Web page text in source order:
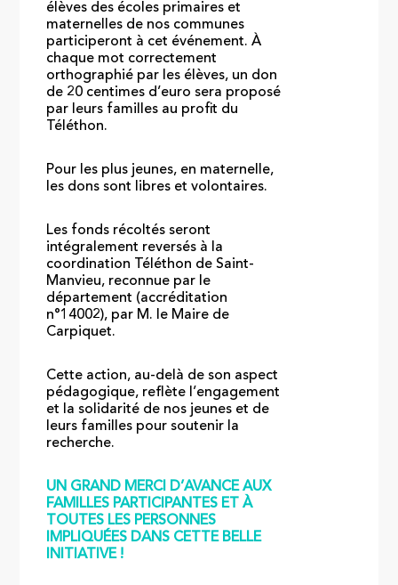
élèves des écoles primaires et
maternelles de nos communes
participeront à cet événement. À
chaque mot correctement
orthographié par les élèves, un don
de 20 centimes d’euro sera proposé
par leurs familles au profit du
Téléthon.
Pour les plus jeunes, en maternelle,
les dons sont libres et volontaires.
Les fonds récoltés seront
intégralement reversés à la
coordination Téléthon de Saint-
Manvieu, reconnue par le
département (accréditation
n°14002), par M. le Maire de
Carpiquet.
Cette action, au-delà de son aspect
pédagogique, reflète l’engagement
et la solidarité de nos jeunes et de
leurs familles pour soutenir la
recherche.
UN GRAND MERCI D’AVANCE AUX
FAMILLES PARTICIPANTES ET À
TOUTES LES PERSONNES
IMPLIQUÉES DANS CETTE BELLE
INITIATIVE !